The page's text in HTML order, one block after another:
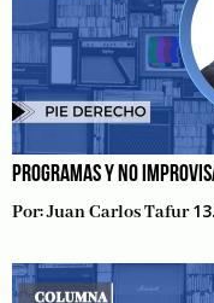
PROGRAMAS Y NO
Por:Juan Carlos Tafur